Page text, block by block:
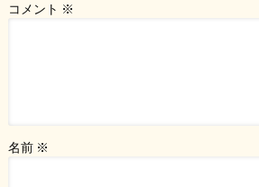
コメント ※
名前 ※